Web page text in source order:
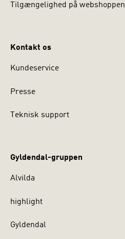
Tilgængelighed på webshoppen
Kontakt os
Kundeservice
Presse
Teknisk support
Gyldendal-gruppen
Alvilda
highlight
Gyldendal